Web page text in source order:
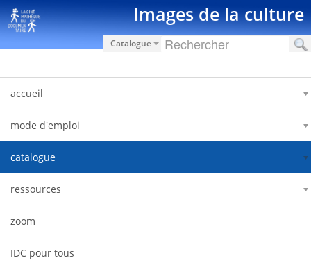
Saut au contenu Images de la culture
Catalogue
accueil
mode d'emploi
catalogue
ressources
zoom
IDC pour tous